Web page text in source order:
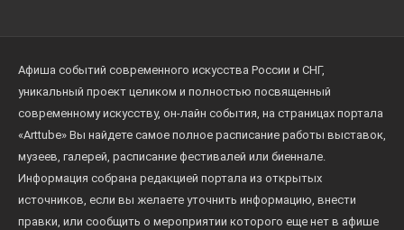
Афиша событий современного искусства России и СНГ,
уникальный проект целиком и полностью посвященный
современному искусству, он-лайн события, на страницах портала
«Arttube» Вы найдете самое полное расписание работы выставок,
музеев, галерей, расписание фестивалей или биеннале.
Информация собрана редакцией портала из открытых
источников, если вы желаете уточнить информацию, внести
правки, или сообщить о мероприятии которого еще нет в афише